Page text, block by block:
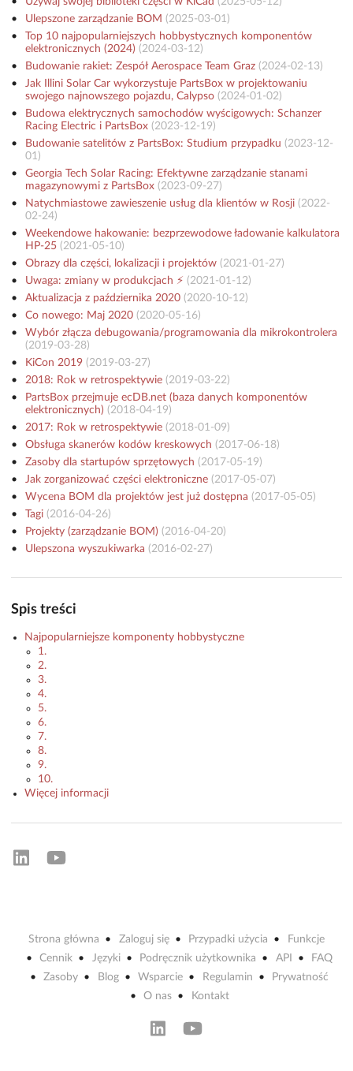
Ulepszone zarządzanie BOM (2025-03-01)
Top 10 najpopularniejszych hobbystycznych komponentów
elektronicznych (2024) (2024-03-12)
Budowanie rakiet: Zespół Aerospace Team Graz(2024-02-13)
Jak Illini Solar Car wykorzystuje PartsBox w projektowaniu
swojego najnowszego pojazdu, Calypso(2024-01-02)
Budowa elektrycznych samochodów wyścigowych: Schanzer
Racing Electric i PartsBox(2023-12-19)
Budowanie satelitów z PartsBox: Studium przypadku (2023-12-
01)
Georgia Tech Solar Racing: Efektywne zarządzanie stanami
magazynowymi z PartsBox(2023-09-27)
Natychmiastowe zawieszenie usług dla klientów w Rosji(2022-
02-24)
Weekendowe hakowanie: bezprzewodowe ładowanie kalkulatora
HP-25(2021-05-10)
Obrazy dla części, lokalizacji i projektów(2021-01-27)
Uwaga: zmiany w produkcjach ⚡️ (2021-01-12)
Aktualizacja z października 2020(2020-10-12)
Co nowego: Maj 2020(2020-05-16)
Wybór złącza debugowania/programowania dla mikrokontrolera
(2019-03-28)
KiCon 2019(2019-03-27)
2018: Rok w retrospektywie(2019-03-22)
PartsBox przejmuje ecDB.net (baza danych komponentów
elektronicznych) (2018-04-19)
2017: Rok w retrospektywie(2018-01-09)
Obsługa skanerów kodów kreskowych (2017-06-18)
Zasoby dla startupów sprzętowych (2017-05-19)
Jak zorganizować części elektroniczne(2017-05-07)
Wycena BOM dla projektów jest już dostępna (2017-05-05)
Tagi(2016-04-26)
Projekty (zarządzanie BOM) (2016-04-20)
Ulepszona wyszukiwarka (2016-02-27)
Spis treści
Najpopularniejsze komponenty hobbystyczne
1.
2.
3.
4.
5.
6.
7.
8.
9.
10.
Więcej informacji
Strona główna Zaloguj się Przypadki użycia
Funkcje
Cennik
Języki Podręcznik użytkownika API
FAQ
Zasoby
Blog Wsparcie Regulamin
Prywatność
O nas
Kontakt